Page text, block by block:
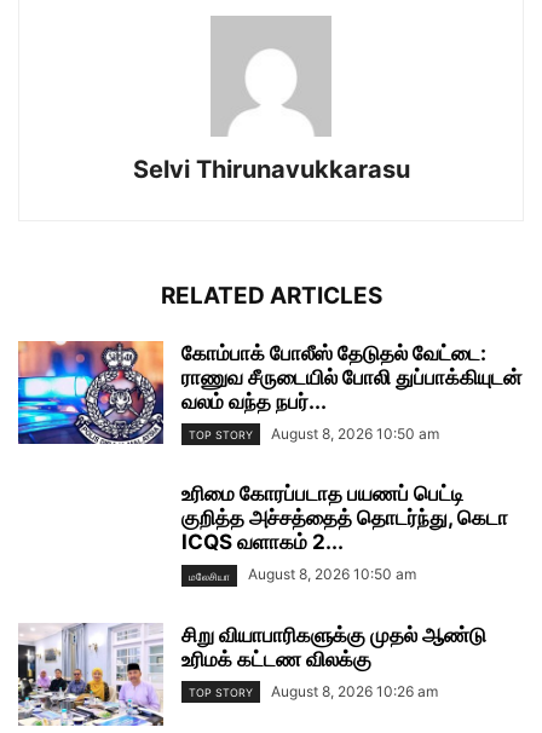
Selvi Thirunavukkarasu
RELATED ARTICLES
கோம்பாக் போலீஸ் தேடுதல் வேட்டை:
ராணுவ சீருடையில் போலி துப்பாக்கியுடன்
வலம் வந்த நபர்...
TOP STORY August 8, 2026 10:50 am
உரிமை கோரப்படாத பயணப் பெட்டி
குறித்த அச்சத்தைத் தொடர்ந்து, கெடா
ICQS வளாகம் 2...
மலேசியா August 8, 2026 10:50 am
சிறு வியாபாரிகளுக்கு முதல் ஆண்டு
உரிமக் கட்டண விலக்கு
TOP STORY August 8, 2026 10:26 am